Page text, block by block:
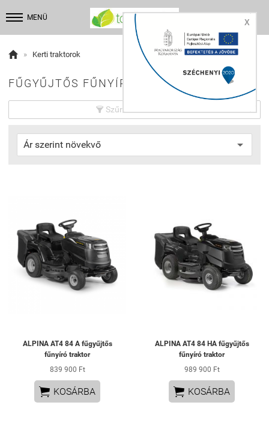
MENÜ  
 » Kerti traktorok
FŰGYŰJTŐS FŰNYÍRÓTRAKTOROK:
 Szűrés beállítások
ALPINA AT4 84 A fűgyűjtős
fűnyíró traktor
839 900 Ft
 KOSÁRBA
ALPINA AT4 84 HA fűgyűjtős
fűnyíró traktor
989 900 Ft
 KOSÁRBA
X